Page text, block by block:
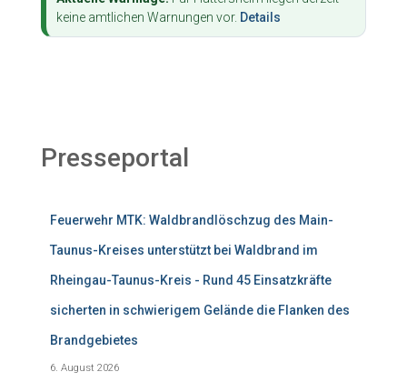
keine amtlichen Warnungen vor. Details
Presseportal
Feuerwehr MTK: Waldbrandlöschzug des Main-
Taunus-Kreises unterstützt bei Waldbrand im
Rheingau-Taunus-Kreis - Rund 45 Einsatzkräfte
sicherten in schwierigem Gelände die Flanken des
Brandgebietes
6. August 2026